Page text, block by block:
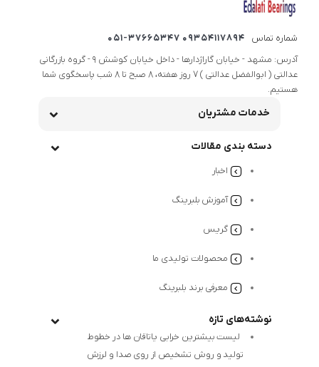
شماره تماس
09354117894 051-37665347
آدرس: مشهد - خیابان گاراژدارها - داخل خیابان کوشش 9 - گروه بازرگانی
عدالتی ( ابوالفضل عدالتی ) 7 روز هفته، 8 صبح تا 8 شب پاسخگوی شما
هستیم.
خدمات مشتریان
دسته بندی مقالات
اخبار
آموزش بلبرینگ
گریس
محصولات تولیدی ما
معرفی برند بلبرینگ
نوشته‌های تازه
لیست بیشترین خرابی‌ یاتاقان ها در خطوط
تولید و روش تشخیص از روی صدا و لرزش